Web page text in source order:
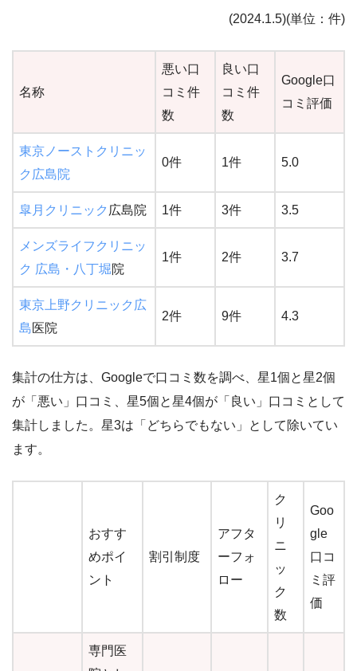
(2024.1.5)(単位：件)
名称
悪い口
コミ件
数
良い口
コミ件
数
Google口
コミ評価
東京ノーストクリニッ
ク広島院
0件 1件 5.0
皐月クリニック 広島院 1件 3件 3.5
メンズライフクリニッ
ク 広島・八丁堀院
1件 2件 3.7
東京上野クリニック広
島医院
2件 9件 4.3
集計の仕方は、Googleで口コミ数を調べ、星1個と星2個
が「悪い」口コミ、星5個と星4個が「良い」口コミとして
集計しました。星3は「どちらでもない」として除いてい
ます。
おすす
めポイ
ント
割引制度
アフタ
ーフォ
ロー
ク
リ
ニ
ッ
ク
数
Goo
gle
口コ
ミ評
価
専門医